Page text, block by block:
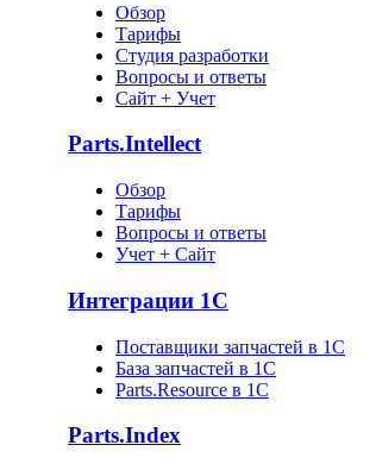
Обзор
Тарифы
Студия разработки
Вопросы и ответы
Сайт + Учет
Parts.Intellect
Обзор
Тарифы
Вопросы и ответы
Учет + Сайт
Интеграции 1С
Поставщики запчастей в 1C
База запчастей в 1С
Parts.Resource в 1C
Parts.Index